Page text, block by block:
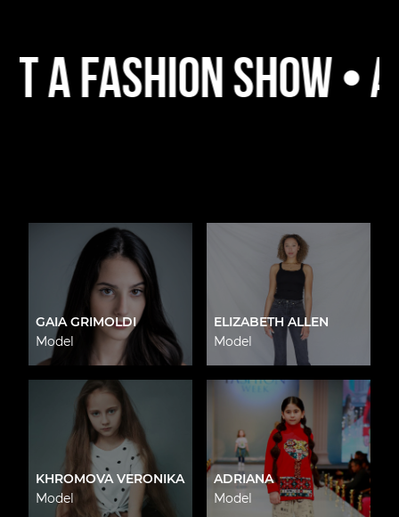
Show • A
GAIA GRIMOLDI
Model
ELIZABETH ALLEN
Model
KHROMOVA VERONIKA
Model
ADRIANA
Model